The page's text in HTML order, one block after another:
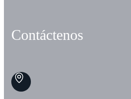
Contáctenos